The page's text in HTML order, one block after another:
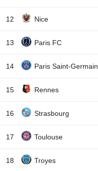
12 Nice
13 Paris FC
14 Paris Saint-Germain
15 Rennes
16 Strasbourg
17 Toulouse
18 Troyes